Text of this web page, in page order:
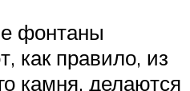
фонтаны
как правило, из
камня, делаются